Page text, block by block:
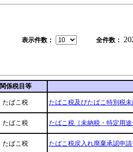
表示件数： 全件数：
関係税目等
たばこ税 たばこ税及びたばこ特別税
たばこ税 たばこ税［未納税・特定用
たばこ税 たばこ税戻入れ廃棄承認申